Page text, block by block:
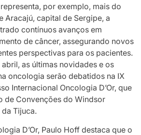
por exemplo, mais do
Aracajú, capital de Sergipe, a
contínuos avanços em
de câncer, assegurando novos
perspectivas para os pacientes.
abril, as últimas novidades e os
oncologia serão debatidos na IX
Internacional Oncologia D’Or, que
de Convenções do Windsor
Tijuca.
D’Or, Paulo Hoff destaca que o